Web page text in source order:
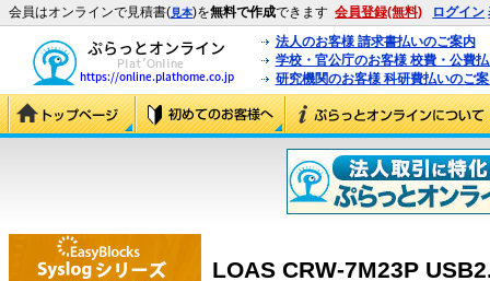
会員はオンラインで見積書(見本)を無料で作成できます 会員登録(無料) ログイン
法人のお客様 請求書払いのご案内
学校・官公庁のお客様 校費・公費
研究機関のお客様 科研費払いのご
LOAS CRW-7M23P